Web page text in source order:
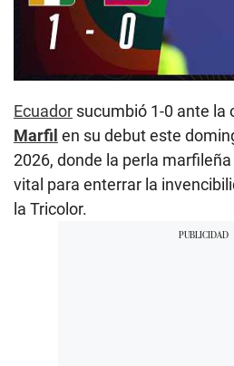
Ecuador sucumbió 1-0 ante la
Marfil en su debut este
2026, donde la perla
vital para enterrar la
la Tricolor.